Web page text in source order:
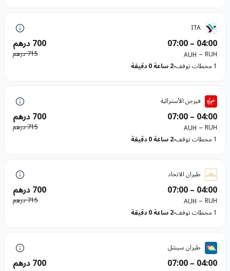
ITA
04:00
–
07:00 700 درهم
RUH
–
AUH
715 درهم
1 محطات توقف
2 ساعة 0 دقيقة
فيرجن الأسترالية
04:00
–
07:00 700 درهم
RUH
–
AUH
715 درهم
1 محطات توقف
2 ساعة 0 دقيقة
طيران الاتحاد
04:00
–
07:00 700 درهم
RUH
–
AUH
715 درهم
1 محطات توقف
2 ساعة 0 دقيقة
طيران سيشل
04:00
–
07:00 700 درهم